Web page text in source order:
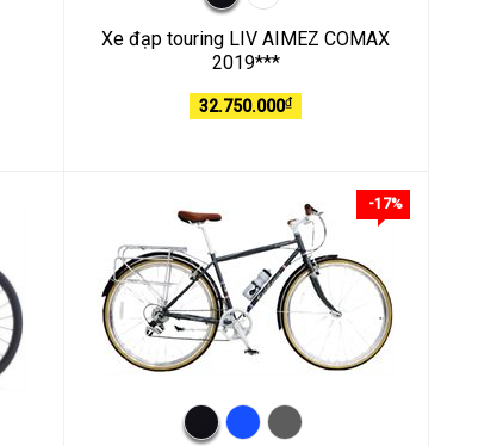
Xe đạp touring LIV AIMEZ COMAX
2019***
32.750.000₫
-17%